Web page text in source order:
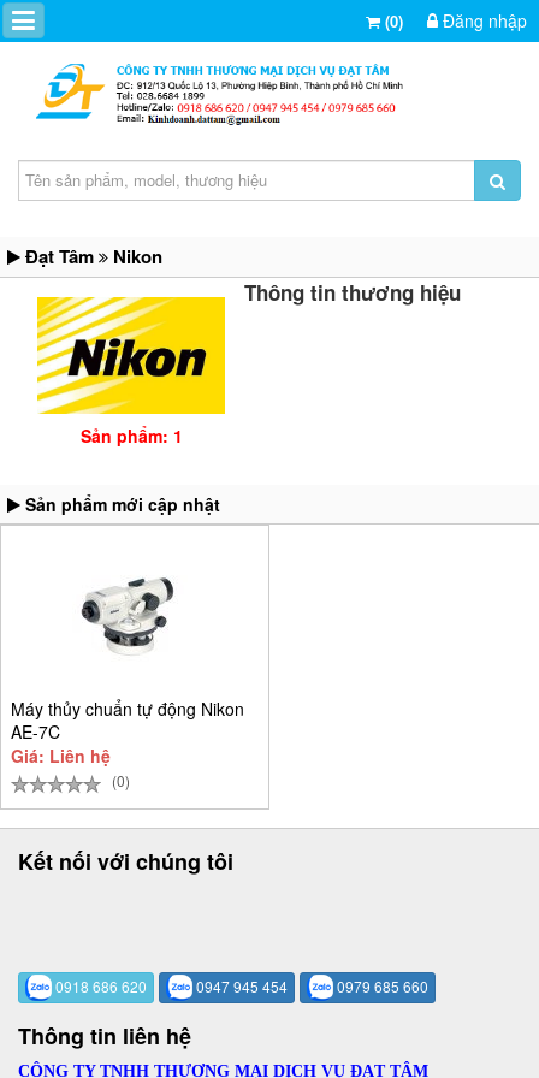
(0) Đăng nhập
Đạt Tâm Nikon
Sản phẩm: 1
Thông tin thương hiệu
Sản phẩm mới cập nhật
Máy thủy chuẩn tự động Nikon
AE-7C
Giá: Liên hệ
(0)
Kết nối với chúng tôi
0918 686 620 0947 945 454 0979 685 660
Thông tin liên hệ
CÔNG TY TNHH THƯƠNG MẠI DỊCH VỤ ĐẠT TÂM